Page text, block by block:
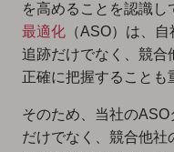
を高めることを認識し
最適化 （ASO）は、
追跡だけでなく、競合
正確に把握することも
そのため、当社の
だけでなく、競合他社